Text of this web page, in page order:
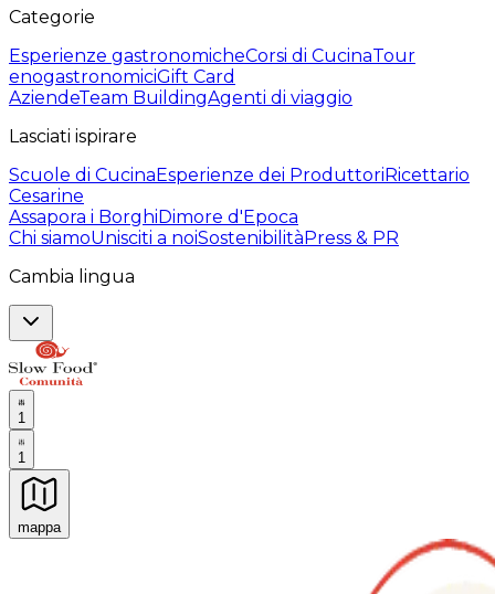
Categorie
Esperienze gastronomicheCorsi di CucinaTour
enogastronomiciGift Card
AziendeTeam BuildingAgenti di viaggio
Lasciati ispirare
Scuole di CucinaEsperienze dei ProduttoriRicettario
Cesarine
Assapora i BorghiDimore d'Epoca
Chi siamoUnisciti a noiSostenibilitàPress & PR
Cambia lingua
1
1
mappa
Esperienze culinarie indimenticabili: Esperienze